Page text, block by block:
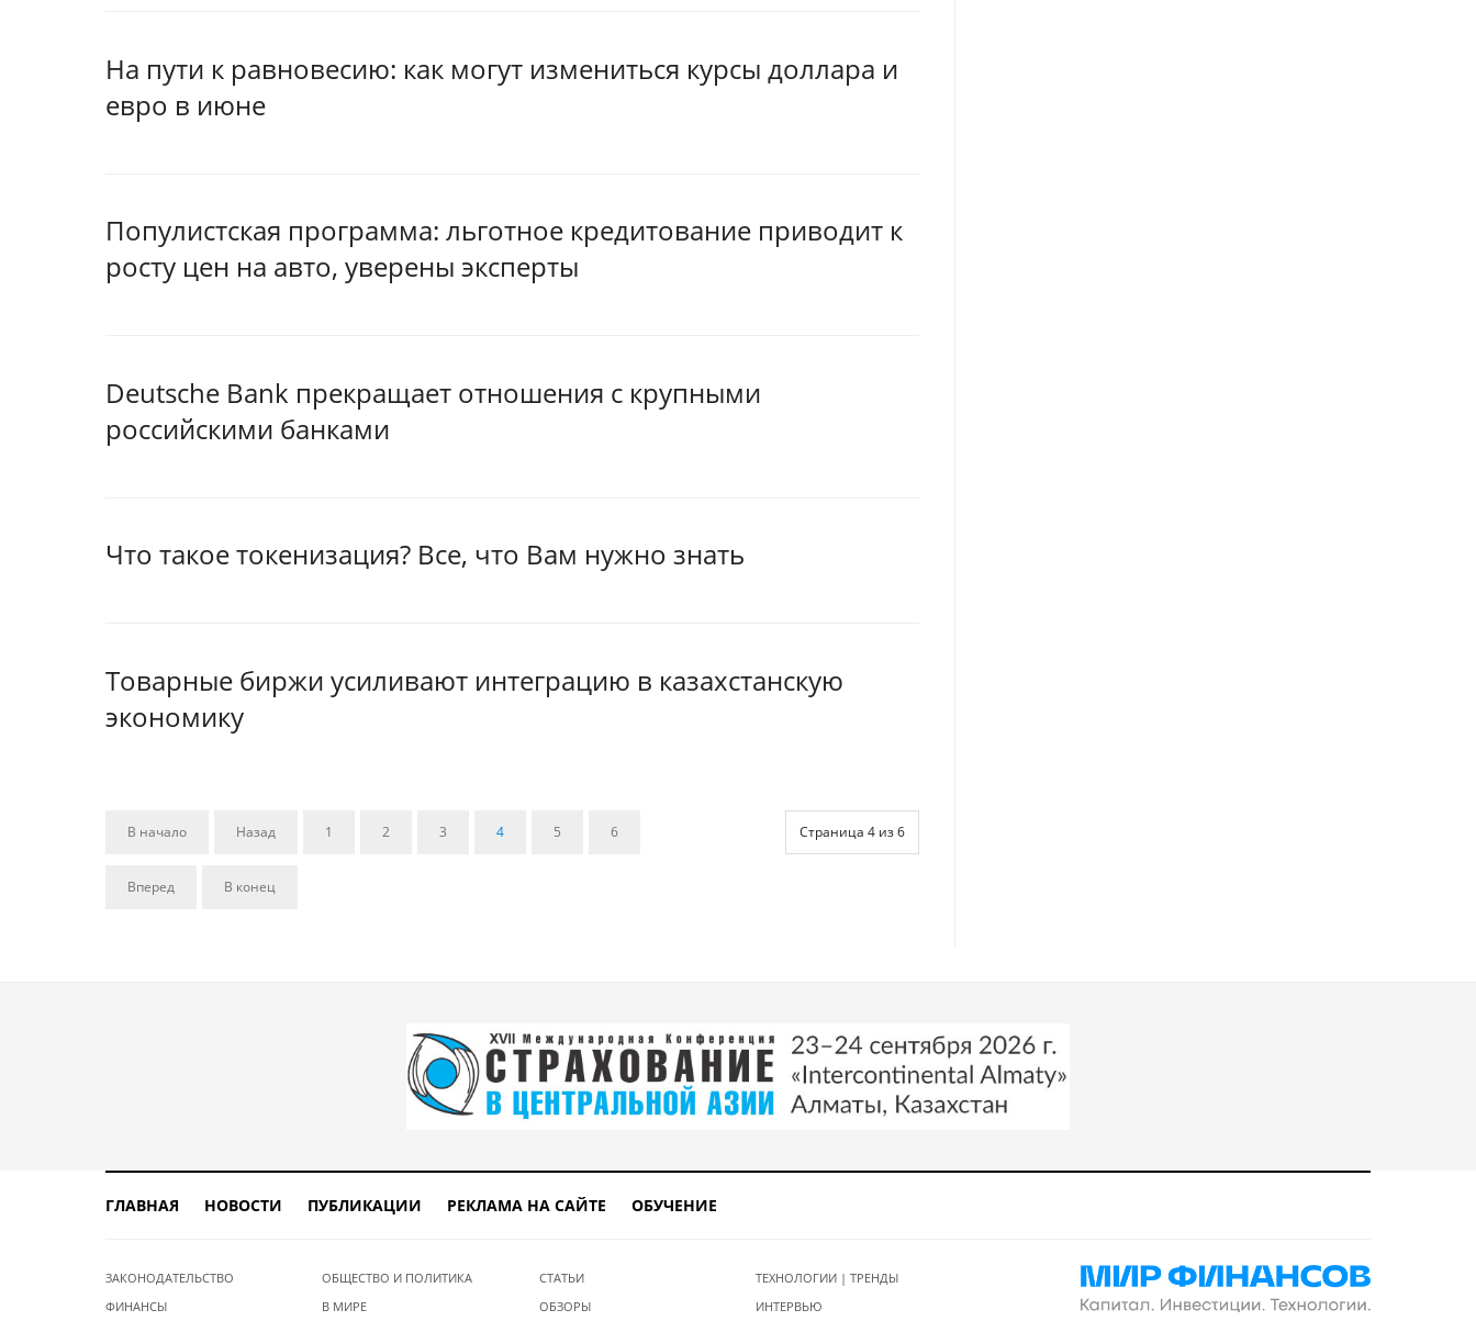
На пути к равновесию: как могут измениться курсы доллара и
евро в июне
Популистская программа: льготное кредитование приводит к
росту цен на авто, уверены эксперты
Deutsche Bank прекращает отношения с крупными
российскими банками
Что такое токенизация? Все, что Вам нужно знать
Товарные биржи усиливают интеграцию в казахстанскую
экономику
Страница 4 из 6
В начало Назад 1 2 3 4 5 6
Вперед В конец
ГЛАВНАЯ НОВОСТИ ПУБЛИКАЦИИ РЕКЛАМА НА САЙТЕ ОБУЧЕНИЕ
ЗАКОНОДАТЕЛЬСТВО
ФИНАНСЫ
ОБЩЕСТВО И ПОЛИТИКА
В МИРЕ
СТАТЬИ
ОБЗОРЫ
ТЕХНОЛОГИИ | ТРЕНДЫ
ИНТЕРВЬЮ